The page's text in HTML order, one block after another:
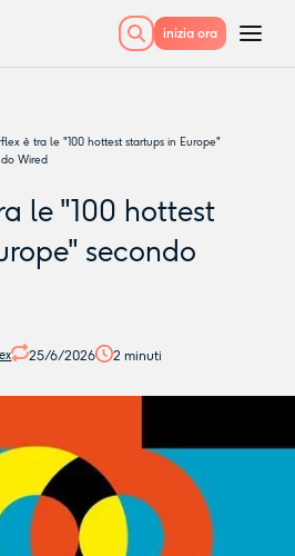
inizia ora
è tra le "100 hottest startups in Europe"
Wired
le "100 hottest
secondo
25/6/2026 2 minuti